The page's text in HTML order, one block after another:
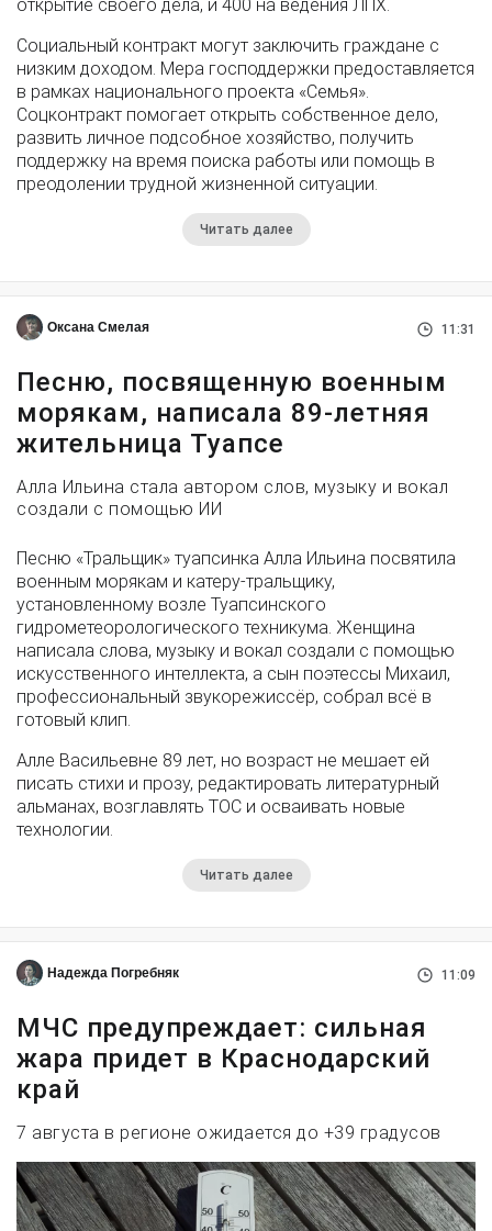
открытие своего дела, и 400 на ведения ЛПХ.
Социальный контракт могут заключить граждане с
низким доходом. Мера господдержки предоставляется
в рамках национального проекта «Семья».
Соцконтракт помогает открыть собственное дело,
развить личное подсобное хозяйство, получить
поддержку на время поиска работы или помощь в
преодолении трудной жизненной ситуации.
Читать далее
Оксана Смелая 11:31
Песню, посвященную военным
морякам, написала 89-летняя
жительница Туапсе
Алла Ильина стала автором слов, музыку и вокал
создали с помощью ИИ
Песню «Тральщик» туапсинка Алла Ильина посвятила
военным морякам и катеру-тральщику,
установленному возле Туапсинского
гидрометеорологического техникума. Женщина
написала слова, музыку и вокал создали с помощью
искусственного интеллекта, а сын поэтессы Михаил,
профессиональный звукорежиссёр, собрал всё в
готовый клип.
Алле Васильевне 89 лет, но возраст не мешает ей
писать стихи и прозу, редактировать литературный
альманах, возглавлять ТОС и осваивать новые
технологии.
Читать далее
Надежда Погребняк 11:09
МЧС предупреждает: сильная
жара придет в Краснодарский
край
7 августа в регионе ожидается до +39 градусов